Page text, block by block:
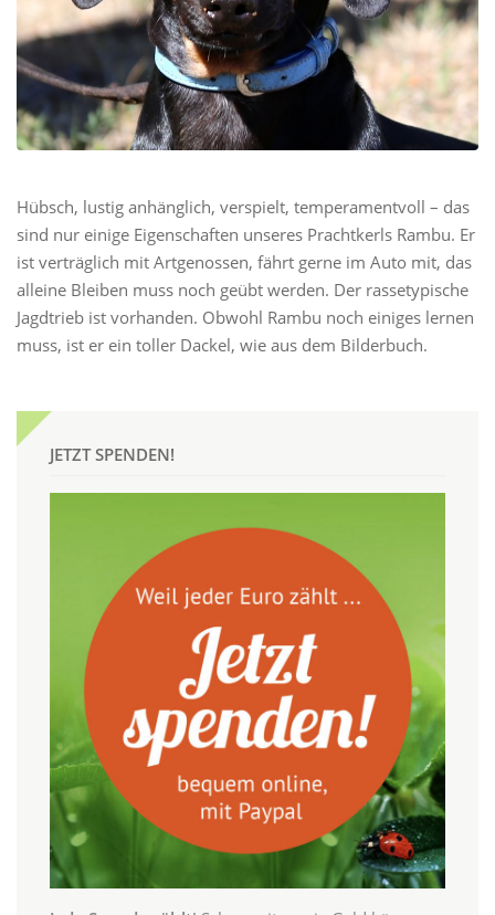
Hübsch, lustig anhänglich, verspielt, temperamentvoll – das
sind nur einige Eigenschaften unseres Prachtkerls Rambu. Er
ist verträglich mit Artgenossen, fährt gerne im Auto mit, das
alleine Bleiben muss noch geübt werden. Der rassetypische
Jagdtrieb ist vorhanden. Obwohl Rambu noch einiges lernen
muss, ist er ein toller Dackel, wie aus dem Bilderbuch.
JETZT SPENDEN!